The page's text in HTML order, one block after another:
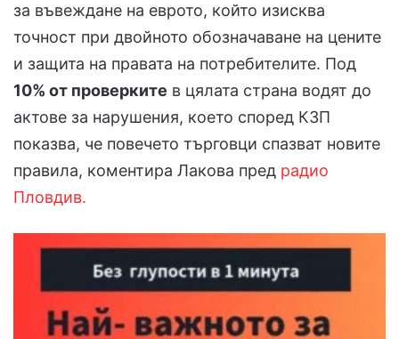
за въвеждане на еврото, който изисква
точност при двойното обозначаване на цените
и защита на правата на потребителите. Под
10% от проверките в цялата страна водят до
актове за нарушения, което според КЗП
показва, че повечето търговци спазват новите
правила, коментира Лакова пред радио
Пловдив.